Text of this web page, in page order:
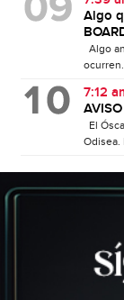
Algo
Algo
7:12
El
Odisea.